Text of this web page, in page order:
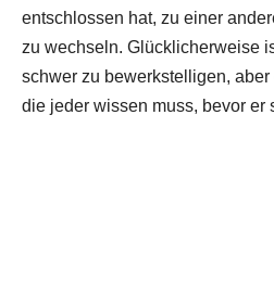
entschlossen hat, zu einer
zu wechseln. Glücklicherweise
schwer zu bewerkstelligen,
die jeder wissen muss, bevor er